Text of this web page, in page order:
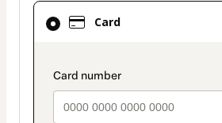
Card
Card
selected
method